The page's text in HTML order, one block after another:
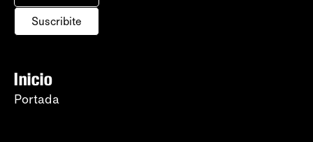
Suscribite
Inicio
Portada